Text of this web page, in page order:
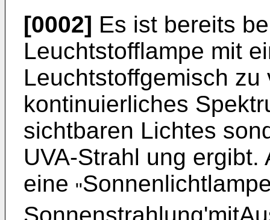
[0002] Es ist bereits
Leuchtstofflampe mit
Leuchtstoffgemisch
kontinuierliches
sichtbaren Lichtes
UVA-Strahl ung
eine "